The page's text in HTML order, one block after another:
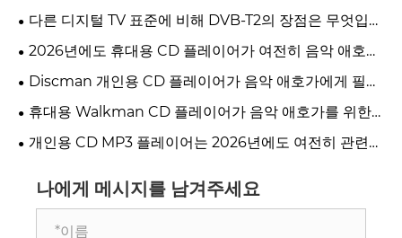
myFreeview/MYTV)
다른 디지털 TV 표준에 비해 DVB-T2의 장점은 무엇입니
까?
2026년에도 휴대용 CD 플레이어가 여전히 음악 애호가
를 위한 최고의 선택인 이유는 무엇입니까?
Discman 개인용 CD 플레이어가 음악 애호가에게 필수
품인 이유
휴대용 Walkman CD 플레이어가 음악 애호가를 위한
최고의 옵션인 이유
개인용 CD MP3 플레이어는 2026년에도 여전히 관련성
나에게 메시지를 남겨주세요